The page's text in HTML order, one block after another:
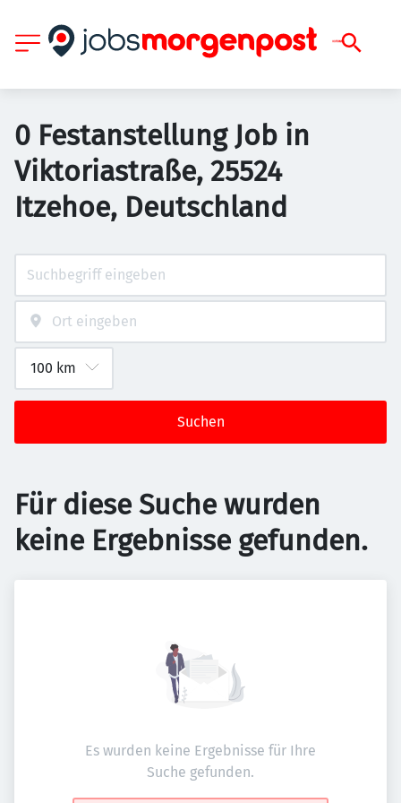
0 Festanstellung Job in
Viktoriastraße, 25524
Itzehoe, Deutschland
Suchen
Für diese Suche wurden
keine Ergebnisse gefunden.
Es wurden keine Ergebnisse für Ihre
Suche gefunden.